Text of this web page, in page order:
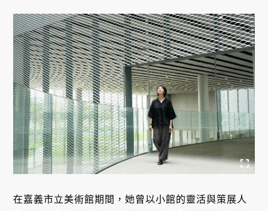
在嘉義市立美術館期間，她曾以小館的靈活與策展人